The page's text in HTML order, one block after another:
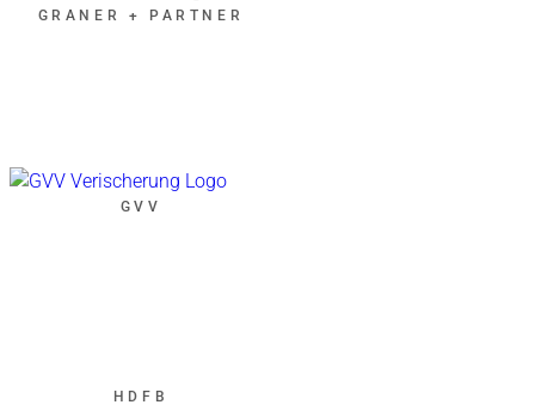
GRANER + PARTNER
GVV
HDFB